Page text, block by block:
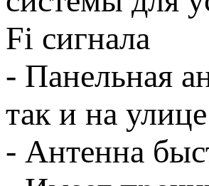
Fi сигнала
- Панельная
так и на улице
- Антенна